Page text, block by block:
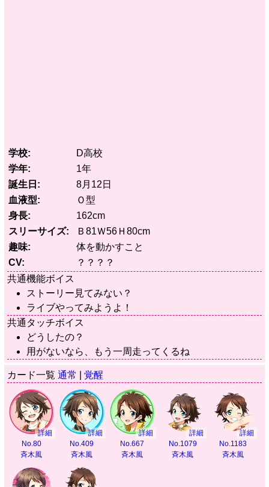
学校
D高校
学年
1年
誕生日
8月12日
血液型
Ｏ型
身長
162cm
スリーサイズ
Ｂ81Ｗ56Ｈ80cm
趣味
体を動かすこと
CV
？？？？
共通機能ボイス
ストーリー見てみない？
ライブやってみようよ！
共通タッチボイス
どうしたの？
用がないなら、もう一周走ってくるね
カード一覧 通常 覚醒
詳細
No.80
斉木風
詳細
No.409
斉木風
詳細
No.667
斉木風
詳細
No.1079
斉木風
詳細
No.1183
斉木風